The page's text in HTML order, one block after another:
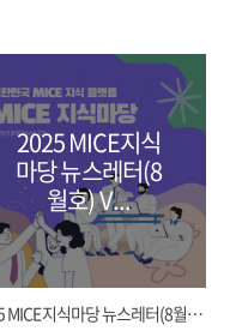
2025 MICE지식
마당 뉴스레터(8
월호) V...
2025 MICE지식마당 뉴스레터(8월호) V...